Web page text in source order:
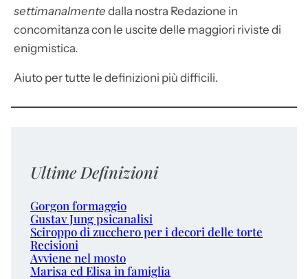
settimanalmente dalla nostra Redazione in
concomitanza con le uscite delle maggiori riviste di
enigmistica.
Aiuto per tutte le definizioni più difficili.
Ultime Definizioni
Gorgon formaggio
Gustav Jung psicanalisi
Sciroppo di zucchero per i decori delle torte
Recisioni
Avviene nel mosto
Marisa ed Elisa in famiglia